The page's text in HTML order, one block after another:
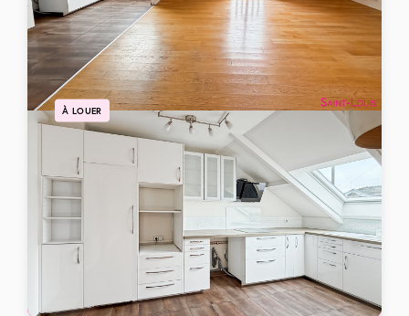
À LOUER
Appartement Poissy 3 pièce(s) 65.95 m2
POISSY
1200 € /mois charges comprises Ref: 105593
3 pièces 2 chambres